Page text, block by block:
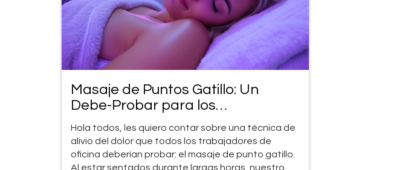
Masaje de Puntos Gatillo: Un
Debe-Probar para los
Trabajadores de Oficina
Hola todos, les quiero contar sobre una técnica de
alivio del dolor que todos los trabajadores de
oficina deberían probar: el masaje de punto gatillo.
Al estar sentados durante largas horas, nuestro